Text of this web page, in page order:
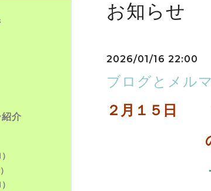
介
お知らせ
2026/01/16 22:00
ブログとメル
２月１５ 日
の悩み
－ライフ